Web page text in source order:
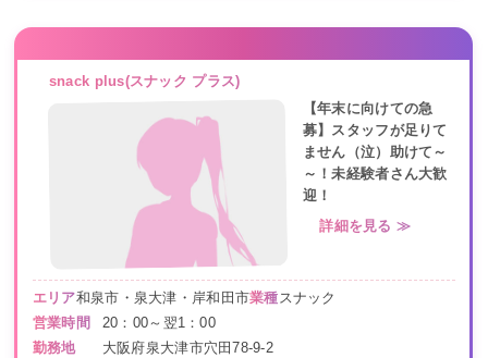
snack plus(スナック プラス)
【年末に向けての急
募】スタッフが足りて
ません（泣）助けて～
～！未経験者さん大歓
迎！
詳細を見る ≫
エリア和泉市・泉大津・岸和田市業種スナック
営業時間
20：00～翌1：00
勤務地
大阪府泉大津市穴田78-9-2